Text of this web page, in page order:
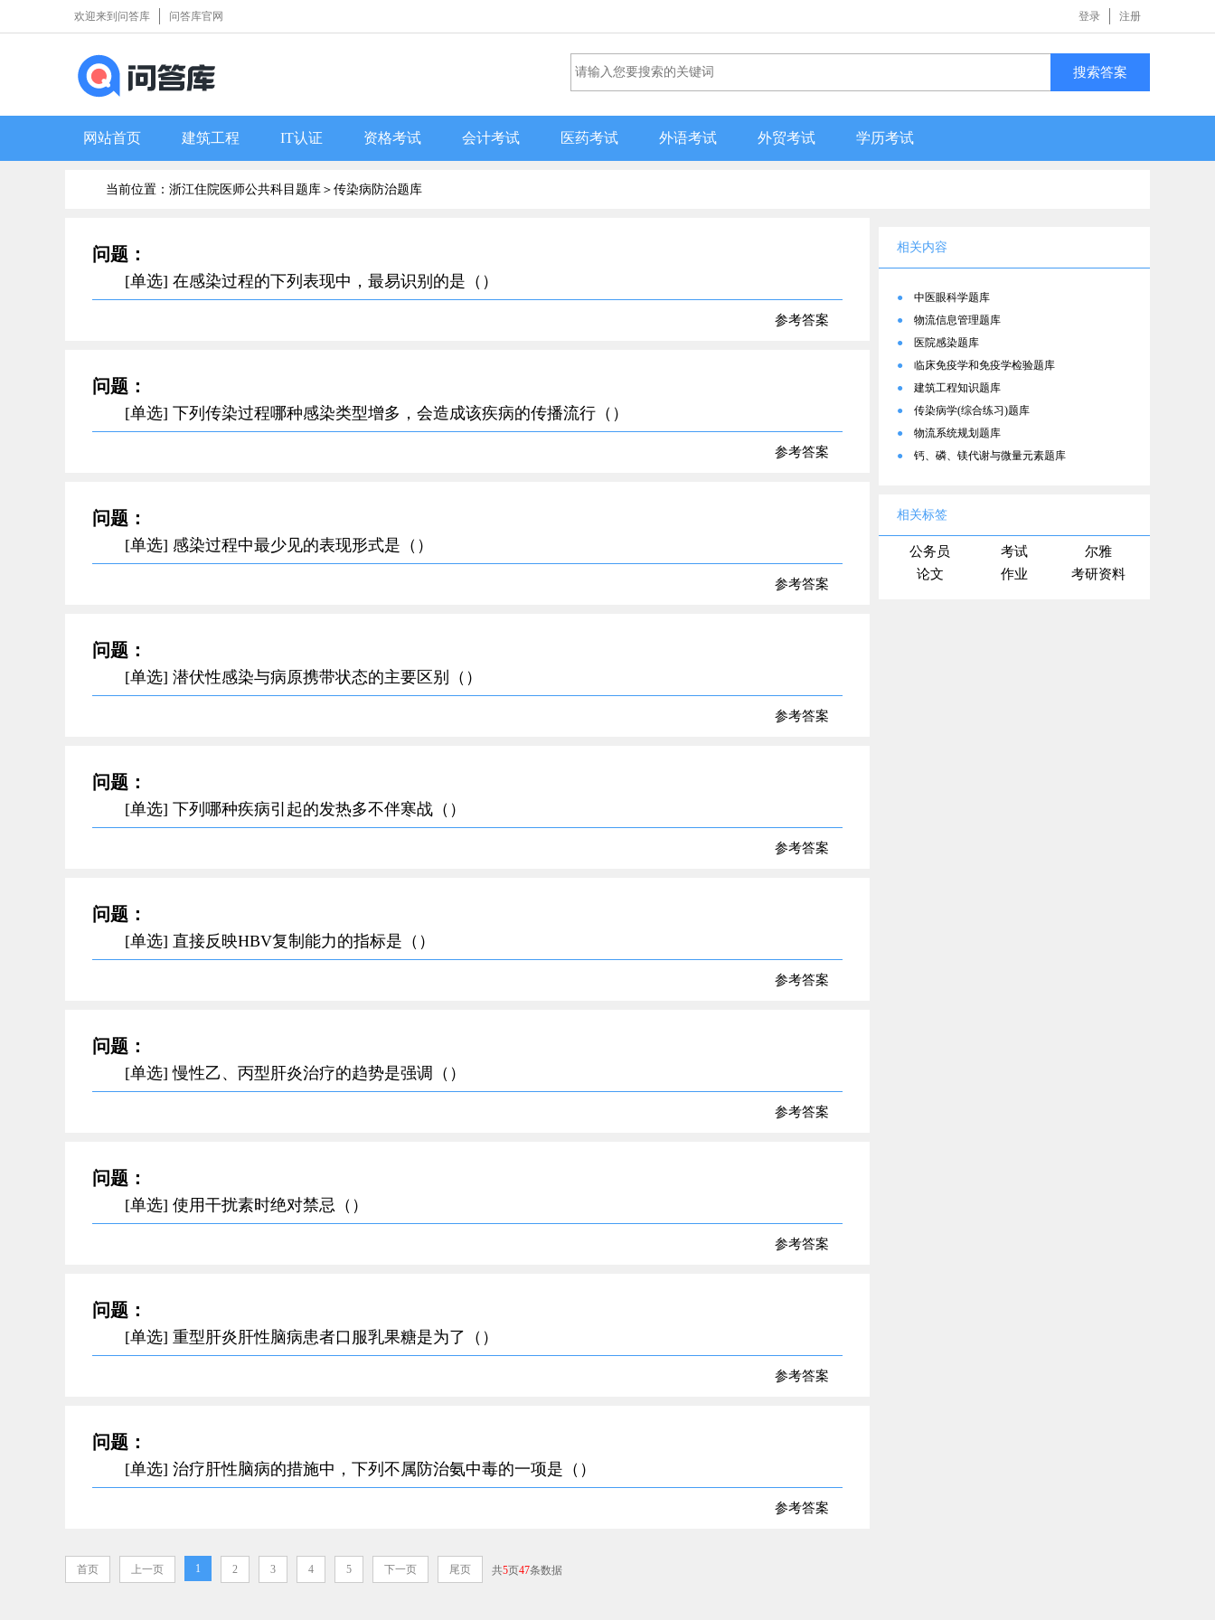
登录 注册
欢迎来到问答库 问答库官网
搜索答案
网站首页 建筑工程 IT认证 资格考试 会计考试 医药考试 外语考试 外贸考试 学历考试
当前位置：浙江住院医师公共科目题库＞ 传染病防治题库
问题：
[单选] 在感染过程的下列表现中，最易识别的是（）
参考答案
问题：
[单选] 下列传染过程哪种感染类型增多，会造成该疾病的传播流行（）
参考答案
问题：
[单选] 感染过程中最少见的表现形式是（）
参考答案
问题：
[单选] 潜伏性感染与病原携带状态的主要区别（）
参考答案
问题：
[单选] 下列哪种疾病引起的发热多不伴寒战（）
参考答案
问题：
[单选] 直接反映HBV复制能力的指标是（）
参考答案
问题：
[单选] 慢性乙、丙型肝炎治疗的趋势是强调（）
参考答案
问题：
[单选] 使用干扰素时绝对禁忌（）
参考答案
问题：
[单选] 重型肝炎肝性脑病患者口服乳果糖是为了（）
参考答案
问题：
[单选] 治疗肝性脑病的措施中，下列不属防治氨中毒的一项是（）
参考答案
首页 上一页 1 2 3 4 5 下一页 尾页 共5页47条数据
相关内容
●
中医眼科学题库
●
物流信息管理题库
●
医院感染题库
●
临床免疫学和免疫学检验题库
●
建筑工程知识题库
●
传染病学(综合练习)题库
●
物流系统规划题库
●
钙、磷、镁代谢与微量元素题库
相关标签
公务员 考试
尔雅
论文
作业 考研资料